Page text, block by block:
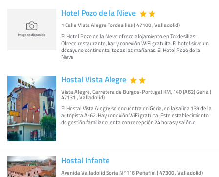
Hotel Pozo de la Nieve
1 Calle Vista Alegre Tordesillas ( 47100 , Valladolid)
El Hotel Pozo de la Nieve ofrece alojamiento en Tordesillas.
Ofrece restaurante, bar y conexión WiFi gratuita. El hotel sirve un
desayuno continental todas las mañanas. El Hotel Pozo de la
Nieve
Hostal Vista Alegre
Vista Alegre, Carretera de Burgos-Portugal KM, 140 (A62) Geria (
47131 , Valladolid)
El Hostal Vista Alegre se encuentra en Geria, en la salida 139 de la
autopista A-62. Hay conexión WiFi gratuita. Este establecimiento
de gestión familiar cuenta con recepción 24 horas y salón d
Hostal Infante
Avenida Valladolid Soria N°116 Peñafiel ( 47300 , Valladolid)